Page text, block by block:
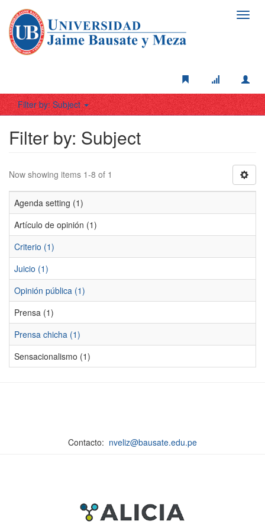
Filter by: Subject
Filter by: Subject
Now showing items 1-8 of 1
Agenda setting (1)
Artículo de opinión (1)
Criterio (1)
Juicio (1)
Opinión pública (1)
Prensa (1)
Prensa chicha (1)
Sensacionalismo (1)
Contacto: nveliz@bausate.edu.pe